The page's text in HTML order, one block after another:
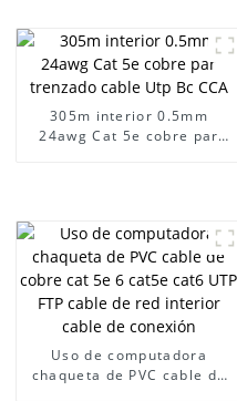
305m interior 0.5mm
24awg Cat 5e cobre par
Uso de computadora
chaqueta de PVC cable de